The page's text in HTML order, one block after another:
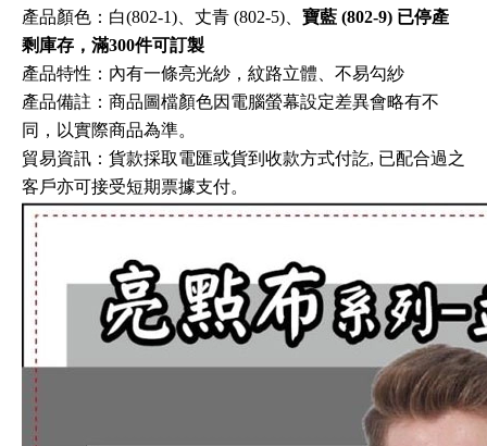
產品顏色：白(802-1)、丈青 (802-5)、 寶藍 (802-9) 已停產
剩庫存，滿300件可訂製
產品特性： 內有一條亮光紗，紋路立體、不易勾紗
產品備註：商品圖檔顏色因電腦螢幕設定差異會略有不
同，以實際商品為準。
貿易資訊 ： 貨款採取電匯或貨到收款方式付訖, 已配合過之
客戶亦可接受短期票據支付。